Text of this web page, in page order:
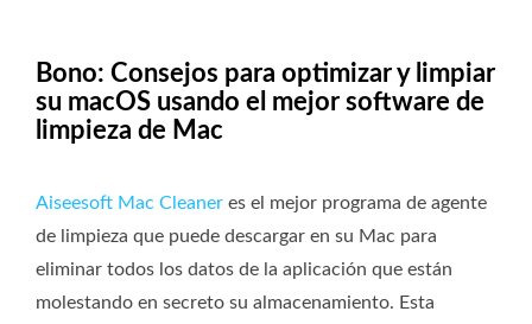
Bono: Consejos para optimizar y limpiar
su macOS usando el mejor software de
limpieza de Mac
Aiseesoft Mac Cleaner es el mejor programa de agente
de limpieza que puede descargar en su Mac para
eliminar todos los datos de la aplicación que están
molestando en secreto su almacenamiento. Esta